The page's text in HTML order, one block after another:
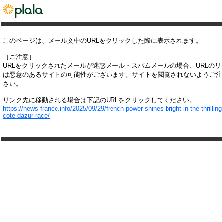
このページは、メール文中のURLをクリックした際に表示されます。
［ご注意］
URLをクリックされたメールが迷惑メール・スパムメールの場合、URLの
は悪意のあるサイトの可能性がございます。サイトを閲覧されないようご
さい。
リンク先に移動される場合は下記のURLをクリックしてください。
https://news-france.info/2025/09/29/french-power-shines-bright-in-the-
cote-dazur-race/